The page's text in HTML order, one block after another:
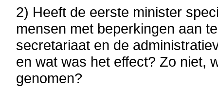
2) Heeft de eerste minister
mensen met beperkingen aan
secretariaat en de
en wat was het effect? Zo niet,
genomen?